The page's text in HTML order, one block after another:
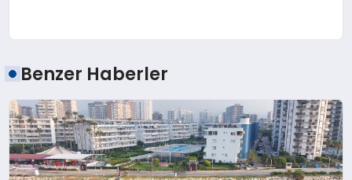
Benzer Haberler